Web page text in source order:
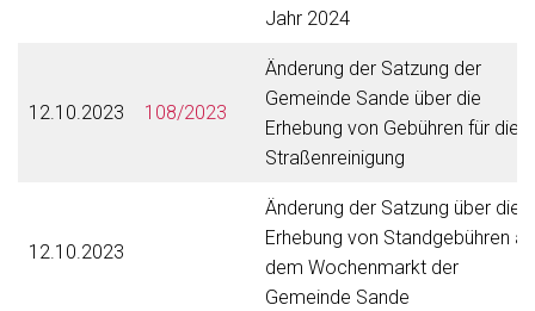
Jahr 2024
12.10.2023 108/2023
Änderung der Satzung der
Gemeinde Sande über die
Erhebung von Gebühren für die
Straßenreinigung
12.10.2023
Änderung der Satzung über die
Erhebung von Standgebühren
dem Wochenmarkt der
Gemeinde Sande